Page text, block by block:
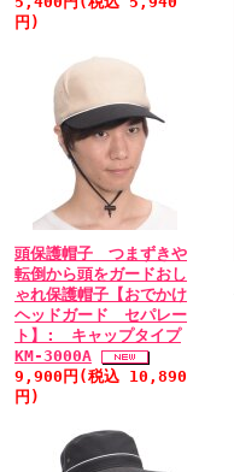
円)
頭保護帽子 つまずきや
転倒から頭をガードおし
ゃれ保護帽子【おでかけ
ヘッドガード セパレー
ト】: キャップタイプ
KM-3000A
9,900円(税込 10,890
円)